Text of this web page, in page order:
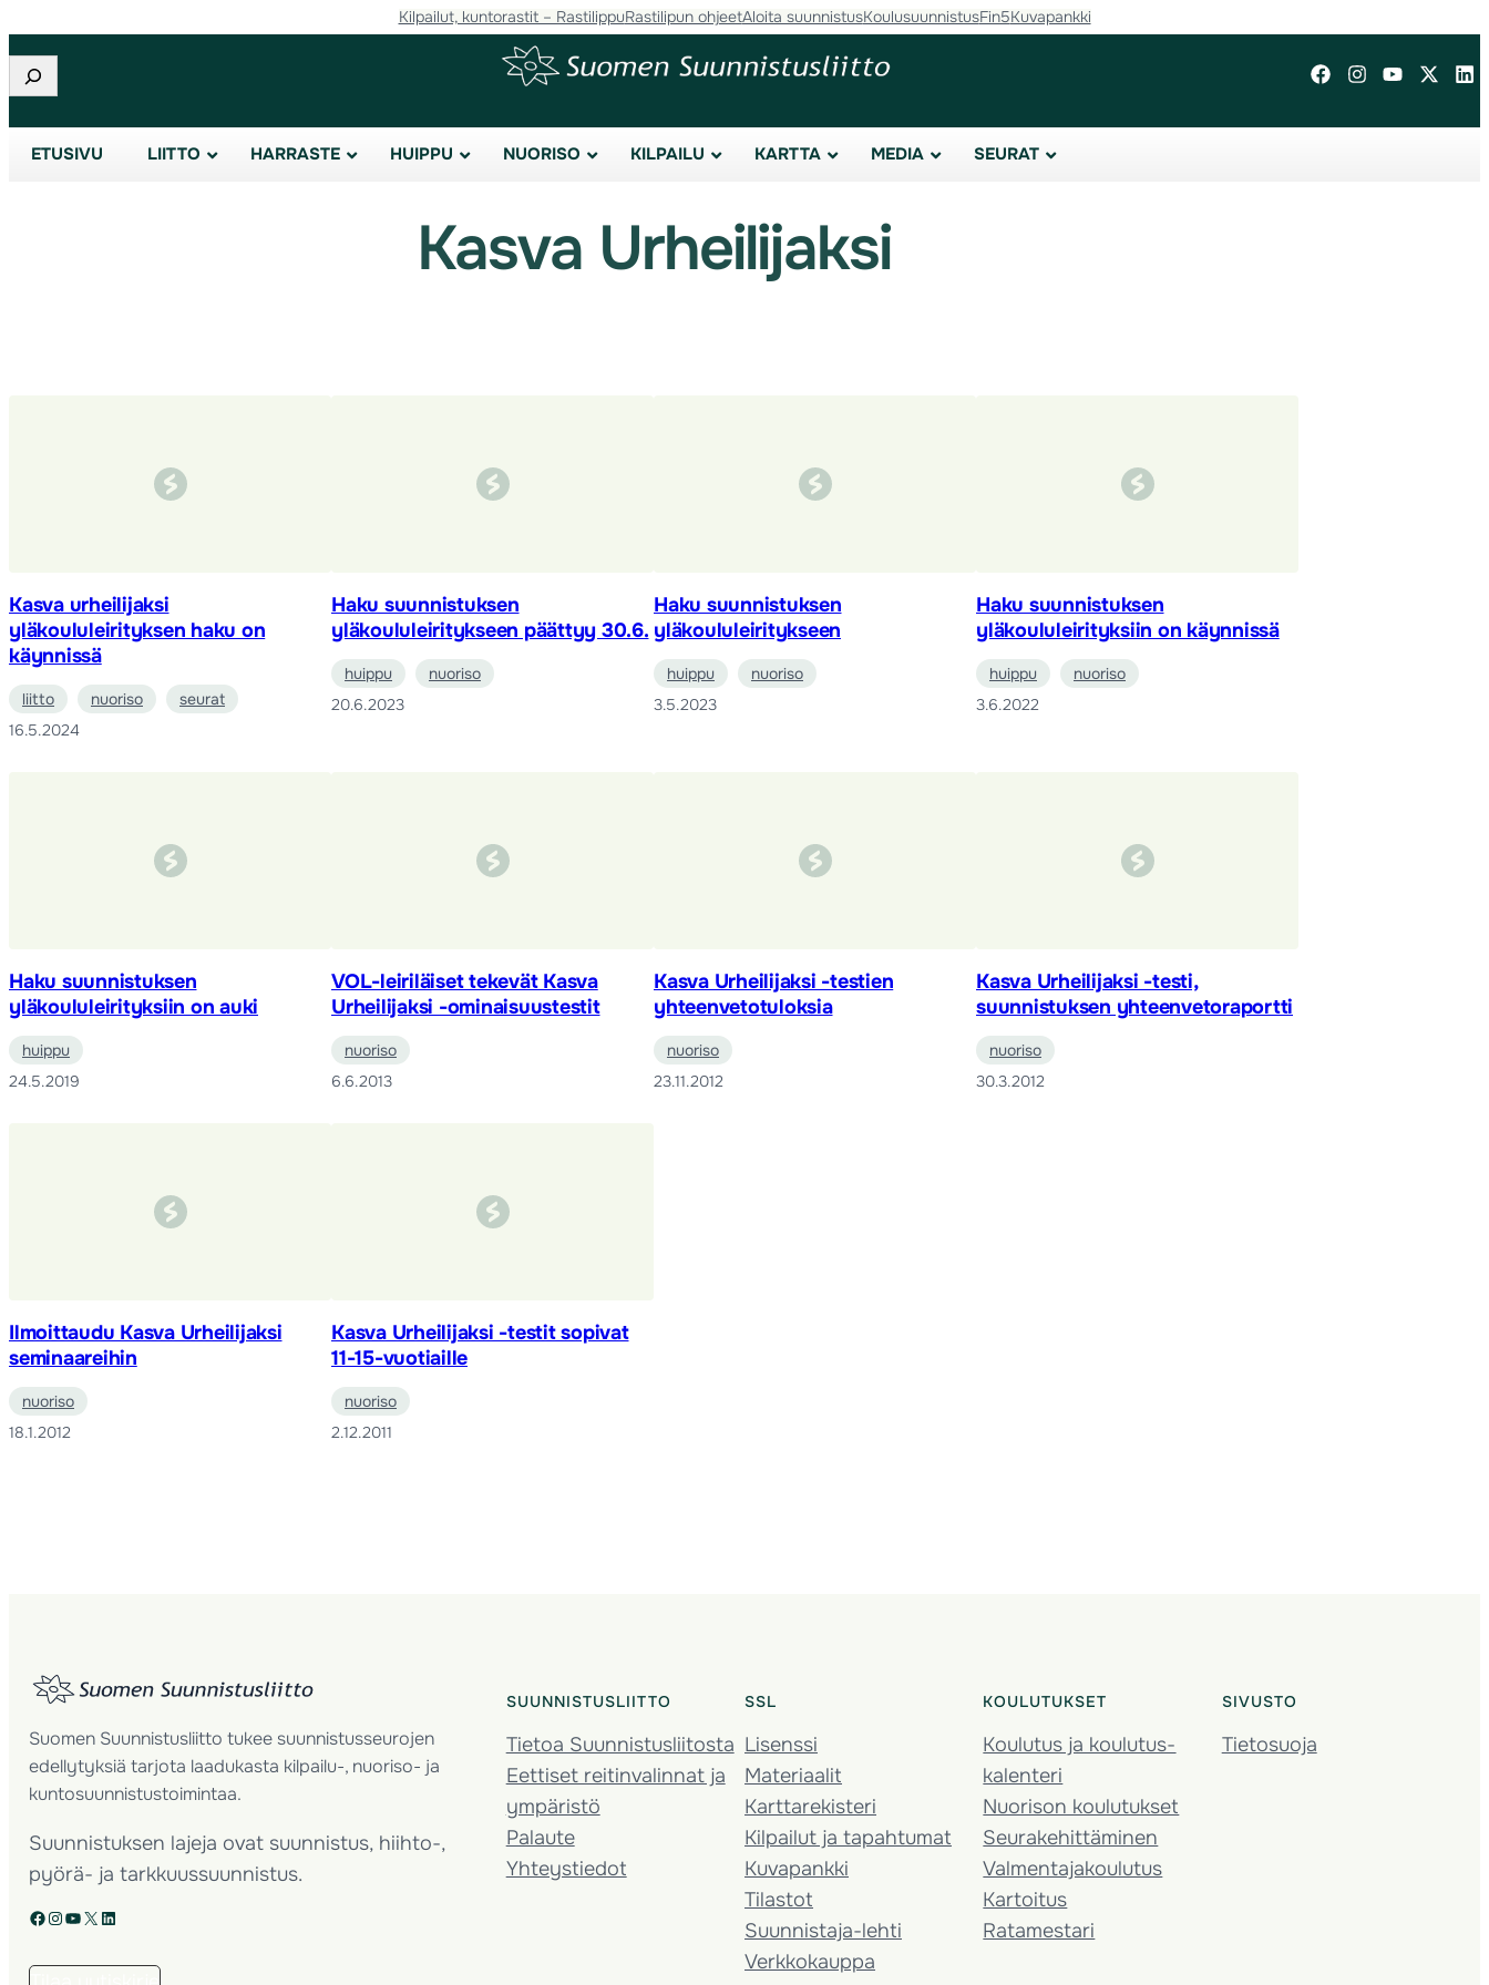
sisältöön
Kilpailut, kuntorastit – RastilippuRastilipun ohjeetAloita suunnistusKoulusuunnistusFin5Kuvapankki
Etsi
ETUSIVU LIITTO HARRASTE HUIPPU NUORISO KILPAILU KARTTA MEDIA SEURAT
Kasva Urheilijaksi
Kasva urheilijaksi
yläkoululeirityksen haku on
käynnissä
liitto nuoriso
seurat
16.5.2024
Haku suunnistuksen
yläkoululeiritykseen päättyy 30.6.
huippu
nuoriso
20.6.2023
Haku suunnistuksen
yläkoululeiritykseen
huippu
nuoriso
3.5.2023
Haku suunnistuksen
yläkoululeirityksiin on käynnissä
huippu
nuoriso
3.6.2022
Haku suunnistuksen
yläkoululeirityksiin on auki
huippu
24.5.2019
VOL-leiriläiset tekevät Kasva
Urheilijaksi -ominaisuustestit
nuoriso
6.6.2013
Kasva Urheilijaksi -testien
yhteenvetotuloksia
nuoriso
23.11.2012
Kasva Urheilijaksi -testi,
suunnistuksen yhteenvetoraportti
nuoriso
30.3.2012
Ilmoittaudu Kasva Urheilijaksi
seminaareihin
nuoriso
18.1.2012
Kasva Urheilijaksi -testit sopivat
11-15-vuotiaille
nuoriso
2.12.2011
Suomen Suunnistusliitto tukee suunnistusseurojen
edellytyksiä tarjota laadukasta kilpailu-, nuoriso- ja
kuntosuunnistustoimintaa.
Suunnistuksen lajeja ovat suunnistus, hiihto-,
pyörä- ja tarkkuussuunnistus.
Facebook Instagram YouTube X LinkedIn
SUUNNISTUSLIITTO
Tietoa Suunnistusliitosta
Eettiset reitinvalinnat ja
ympäristö
Palaute
Yhteystiedot
SSL
Lisenssi
Materiaalit
Karttarekisteri
Kilpailut ja tapahtumat
Kuvapankki
Tilastot
Suunnistaja-lehti
Verkkokauppa
KOULUTUKSET
Koulutus ja koulutus­
kalenteri
Nuorison koulutukset
Seura­kehittäminen
Valmentaja­koulutus
Kartoitus
Ratamestari
SIVUSTO
Tietosuoja